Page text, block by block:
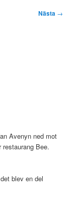
Nästa →
Avenyn ned mot
Bee.
blev en del